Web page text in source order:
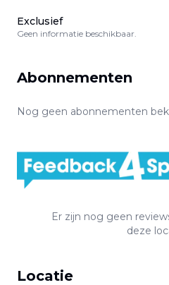
Exclusief
Geen informatie beschikbaar.
Abonnementen
Nog geen abonnementen
Er zijn nog geen
deze
Locatie